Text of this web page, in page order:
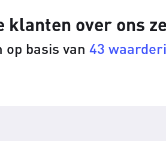
klanten over ons
basis van 43